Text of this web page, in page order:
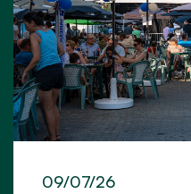
09/07/26